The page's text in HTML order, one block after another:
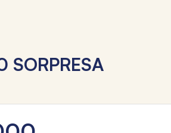
SORPRESA